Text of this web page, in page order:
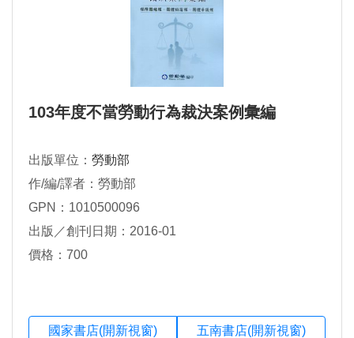
103年度不當勞動行為裁決案例彙編
出版單位： 勞動部
作/編/譯者：勞動部
GPN：1010500096
出版／創刊日期：2016-01
價格：700
國家書店(開新視窗) 五南書店(開新視窗)